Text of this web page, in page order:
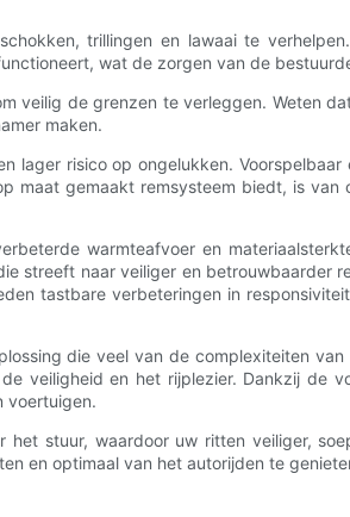
trillingen en lawaai te
wat de zorgen van de
veilig de grenzen te verleggen. Weten
maken.
risico op ongelukken.
gemaakt remsysteem biedt, is
warmteafvoer en
streeft naar veiliger en betrouwbaarder
tastbare verbeteringen in
die veel van de complexiteiten
veiligheid en het rijplezier. Dankzij de
voertuigen.
stuur, waardoor uw ritten veiliger,
en optimaal van het autorijden te